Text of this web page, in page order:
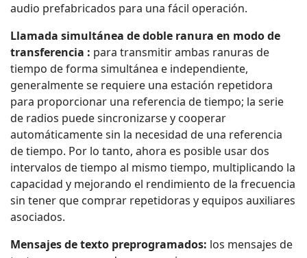
audio prefabricados para una fácil operación.
Llamada simultánea de doble ranura en modo de
transferencia : para transmitir ambas ranuras de
tiempo de forma simultánea e independiente,
generalmente se requiere una estación repetidora
para proporcionar una referencia de tiempo; la serie
de radios puede sincronizarse y cooperar
automáticamente sin la necesidad de una referencia
de tiempo. Por lo tanto, ahora es posible usar dos
intervalos de tiempo al mismo tiempo, multiplicando la
capacidad y mejorando el rendimiento de la frecuencia
sin tener que comprar repetidoras y equipos auxiliares
asociados.
Mensajes de texto preprogramados: los mensajes de